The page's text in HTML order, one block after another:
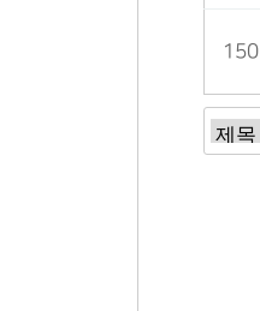
150